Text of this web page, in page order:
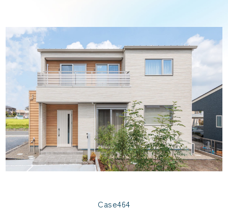
Case464